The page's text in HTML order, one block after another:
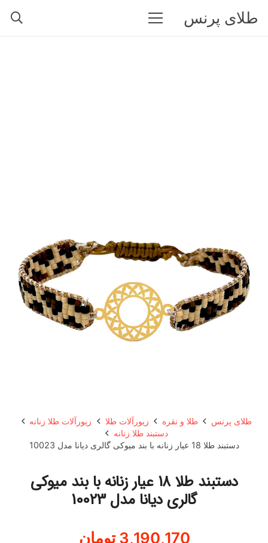
طلای پرنس
طلای پرنس طلا و نقره زیورآلات طلا
زیورآلات طلا زنانه
دستبند طلا زنانه
دستبند طلا 18 عیار زنانه با بند میوکی گالری دیانا مدل 10023
دستبند طلا 18 عیار زنانه با بند میوکی
گالری دیانا مدل 10023
3,190,170 تومان